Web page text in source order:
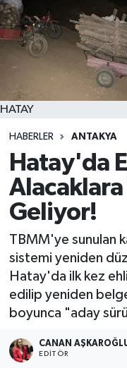
HATAY
HABERLER ANTAKYA
Hatay'da
Geliyor!
TBMM'ye sunulan
sistemi yeniden
Hatay'da ilk kez
edilip yeniden
boyunca "aday
CANAN
EDITÖR